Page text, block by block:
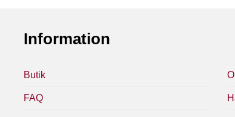
Information
Butik
FAQ